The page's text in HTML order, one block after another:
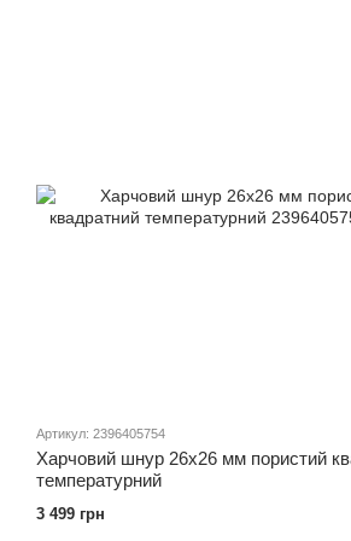
Артикул: 2396405754
Харчовий шнур 26х26 мм пористий
температурний
3 499 грн